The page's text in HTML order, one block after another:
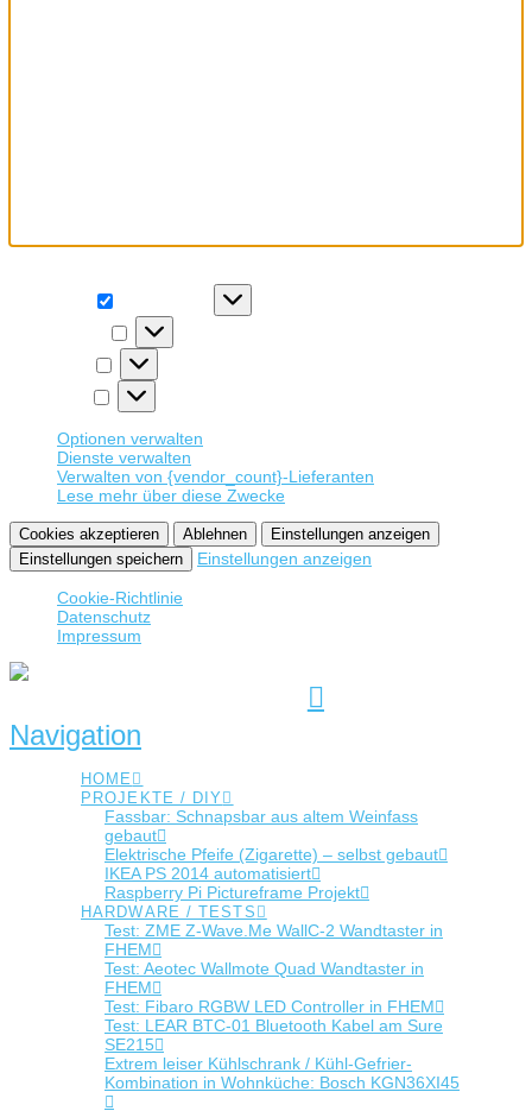
Präferenzen
Statistiken
Marketing
Optionen verwalten
Dienste verwalten
Verwalten von {vendor_count}-Lieferanten
Lese mehr über diese Zwecke
Cookies akzeptieren Ablehnen
Einstellungen anzeigen
Einstellungen speichern
Einstellungen anzeigen
Cookie-Richtlinie
Datenschutz
Impressum
Navigation
HOME
PROJEKTE / DIY
Fassbar: Schnapsbar aus altem Weinfass
gebaut
Elektrische Pfeife (Zigarette) – selbst gebaut
IKEA PS 2014 automatisiert
Raspberry Pi Pictureframe Projekt
HARDWARE / TESTS
Test: ZME Z-Wave.Me WallC-2 Wandtaster in
FHEM
Test: Aeotec Wallmote Quad Wandtaster in
FHEM
Test: Fibaro RGBW LED Controller in FHEM
Test: LEAR BTC-01 Bluetooth Kabel am Sure
SE215
Extrem leiser Kühlschrank / Kühl-Gefrier-
Kombination in Wohnküche: Bosch KGN36XI45